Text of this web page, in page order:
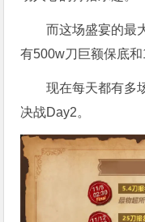
而这场盛宴的最
有500w刀巨额保底和
现在每天都有多
决战Day2。